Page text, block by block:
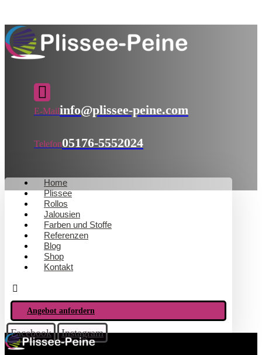
E-Mailinfo@plissee-peine.com
Telefon05176-5552024
Home
Plissee
Rollos
Jalousien
Farben und Stoffe
Referenzen
Blog
Shop
Kontakt
Angebot anfordern
Facebook Instagram